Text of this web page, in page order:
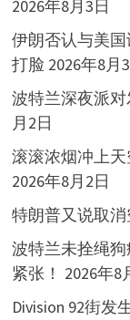
2026年8月3日
伊朗否认与美
打脸 2026年8月
波特兰深夜派对
月2日
滚滚浓烟冲上
2026年8月2日
特朗普又说取消
波特兰未拴绳
紧张！ 2026年8
Division 92街发